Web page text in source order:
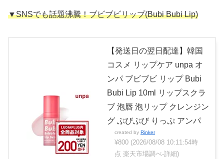
▼SNSでも話題沸騰！ブビブビリップ(Bubi Bubi Lip)
【発送日の翌日配達】韓国
コスメ リップケア unpa オ
ンパ ブビブビ リップ Bubi
Bubi Lip 10ml リップスクラ
ブ 泡唇 泡リップ クレンジン
グ ぶびぶび りっぷ アンパ
created by Rinker
¥800 (2026/08/08 10:11:54時
点 楽天市場調べ-詳細)